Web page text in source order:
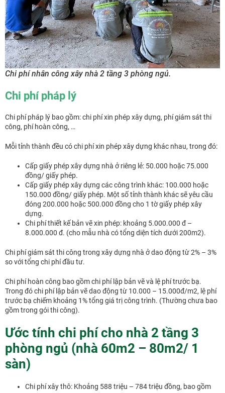
Chi phí nhân công xây nhà 2 tầng 3 phòng ngủ.
Chi phí pháp lý
Chi phí pháp lý bao gồm: chi phí xin phép xây dựng, phí giám sát thi
công, phí hoàn công, …
Mỗi tỉnh thành đều có chi phí xin phép xây dựng khác nhau, trong đó:
Cấp giấy phép xây dựng nhà ở riêng lẻ: 50.000 hoặc 75.000
đồng/ giấy phép.
Cấp giấy phép xây dựng các công trình khác: 100.000 hoặc
150.000 đồng/ giấy phép. Một số tỉnh thành khác sẽ yêu cầu
đóng 200.000 hoặc 500.000 đồng cho 1 tờ giấy phép xây
dựng.
Chi phí thiết kế bản vẽ xin phép: khoảng 5.000.000 đ –
8.000.000 đ. (cho mẫu nhà có tổng diện tích dưới 200m2).
Chi phí giám sát thi công trong xây dựng nhà ở dao động từ 2% – 3%
so với tổng chi phí đầu tư.
Chi phí hoàn công bao gồm chi phí lập bản vẽ và lệ phí trước bạ.
Trong đó chi phí lập bản vẽ dao động từ 10.000 – 15.000đ/m2, lệ phí
trước bạ chiếm khoảng 1% tổng giá trị công trình. (Thường chưa bao
gồm trong gói thi công).
Ước tính chi phí cho nhà 2 tầng 3
phòng ngủ (nhà 60m2 – 80m2/ 1
sàn)
Chi phí xây thô: Khoảng 588 triệu – 784 triệu đồng, bao gồm